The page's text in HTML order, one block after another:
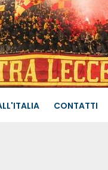
CONTATTI